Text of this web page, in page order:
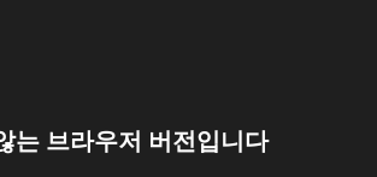
는 브라우저 버전입니다